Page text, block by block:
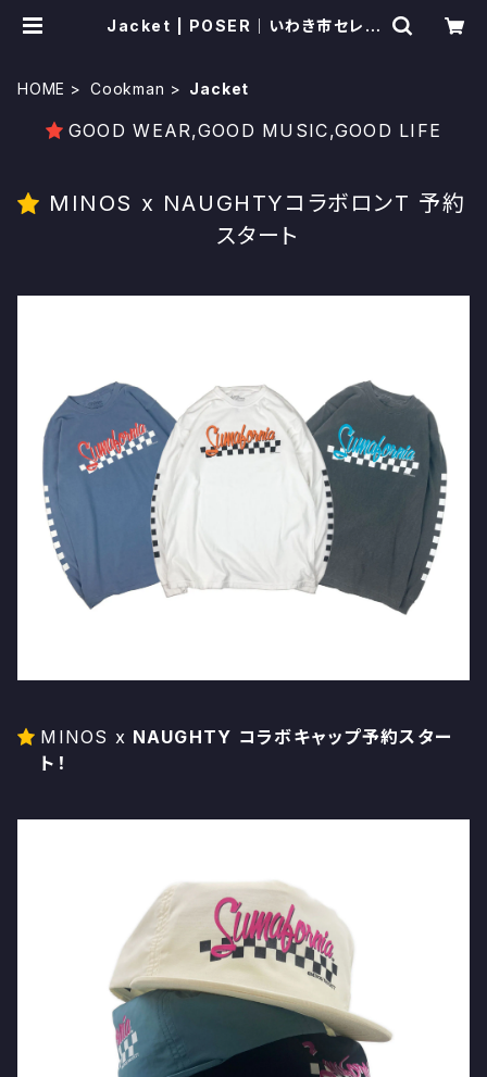
Jacket | POSER｜いわき市セレク
HOME Cookman Jacket
GOOD WEAR,GOOD MUSIC,GOOD LIFE
MINOS x NAUGHTYコラボロンT 予約
スタート
MINOS x NAUGHTY コラボキャップ予約スター
ト！